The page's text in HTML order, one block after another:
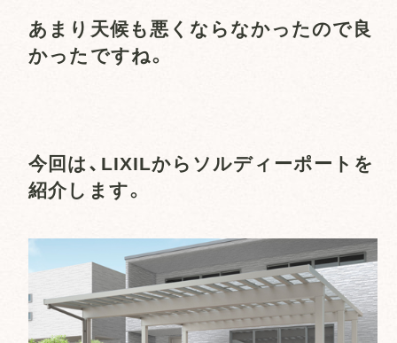
あまり天候も悪くならなかったので良
かったですね。
今回は、LIXILからソルディーポートを
紹介します。